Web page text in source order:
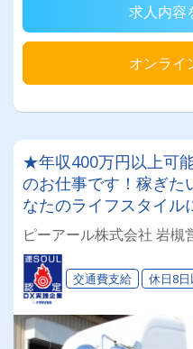
求人内容
オンライ
★年収400万円以上可
のお仕事です！稼ぎた
なたのライフスタイル
×［土日休み］×［資
ンクありも大歓迎！／
ピーアール株式会社 岩槻
交通費支給 休日8日